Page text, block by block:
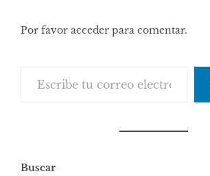
Por favor acceder para comentar.
Buscar